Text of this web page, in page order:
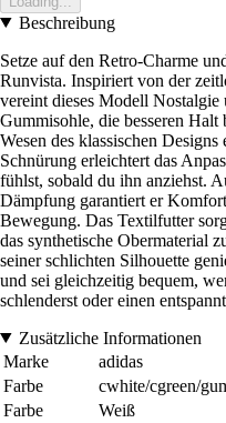
Beschreibung
Setze auf den Retro-Charme
Runvista. Inspiriert von der
vereint dieses Modell
Gummisohle, die besseren Halt
Wesen des klassischen
Schnürung erleichtert das
fühlst, sobald du ihn anziehst.
Dämpfung garantiert er
Bewegung. Das Textilfutter
das synthetische Obermaterial
seiner schlichten Silhouette
und sei gleichzeitig bequem,
schlenderst oder einen
Zusätzliche Informationen
Marke
adidas
Farbe
cwhite/cgreen/
Farbe
Weiß